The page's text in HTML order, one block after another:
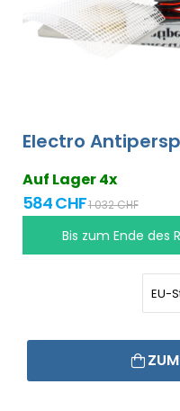
Electro
Auf Lager 4x
584 CHF1 032 CHF
Bis zum Ende des